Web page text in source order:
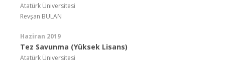
Atatürk Üniversitesi
Revşan BULAN
Haziran 2019
Tez Savunma (Yüksek Lisans)
Atatürk Üniversitesi